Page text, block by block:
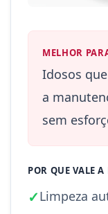
MELHOR
Idosos
a
sem
POR QUE VALE A
✓Limpeza